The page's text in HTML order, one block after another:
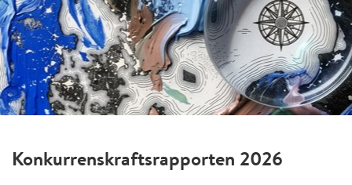
Konkurrenskraftsrapporten 2026